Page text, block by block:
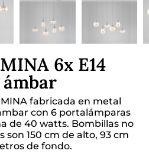
6x E14
fabricada en metal
con 6 portalámparas
de 40 watts. Bombillas no
son 150 cm de alto, 93 cm
de fondo.